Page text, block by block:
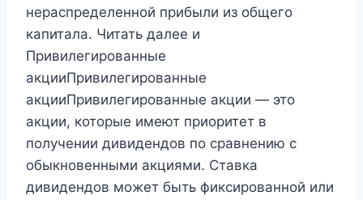
нераспределенной прибыли из общего
капитала. Читать далее и
Привилегированные
акцииПривилегированные
акцииПривилегированные акции — это
акции, которые имеют приоритет в
получении дивидендов по сравнению с
обыкновенными акциями. Ставка
дивидендов может быть фиксированной или